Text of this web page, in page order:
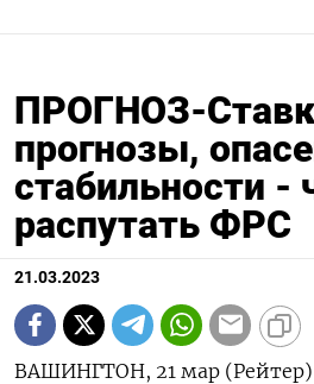
ПРОГНОЗ-
прогнозы,
стабильности -
распутать ФРС
21.03.2023
ВАШИНГТОН, 21 мар (Рейтер)